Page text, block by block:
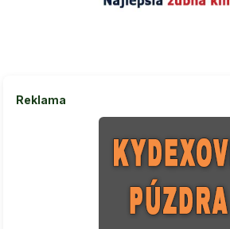
Reklama